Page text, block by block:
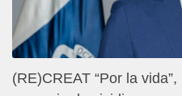
(RE)CREAT “Por la